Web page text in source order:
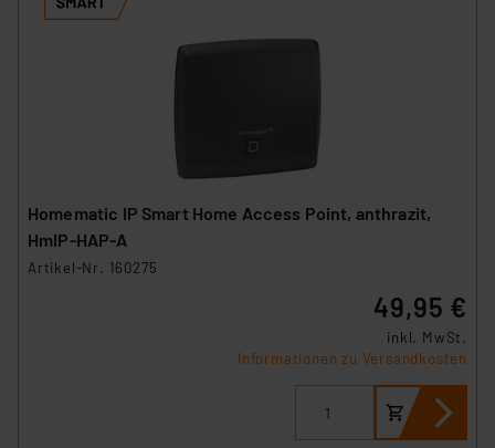
Homematic IP Smart Home Access Point, anthrazit,
HmIP-HAP-A
Artikel-Nr. 160275
49,95 €
inkl. MwSt.
Informationen zu Versandkosten